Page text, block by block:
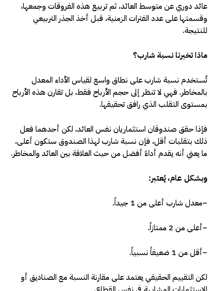
عائد دوري عن متوسط العائد، ثم تربيع هذه الفروقات وجمعها،
وقسمتها على عدد الفترات الزمنية، قبل أخذ الجذر التربيعي
للنتيجة.
ماذا تخبرنا نسبة شارب؟
تُستخدم نسبة شارب على نطاق واسع لقياس الأداء المعدل
بالمخاطر. فهي لا تنظر إلى حجم الأرباح فقط، بل تقارن هذه الأرباح
بمستوى التقلب الذي رافق تحقيقها.
فإذا حقق صندوقان استثماريان نفس العائد، لكن أحدهما فعل
ذلك بتقلبات أقل، فإن نسبة شارب لهذا الصندوق ستكون أعلى،
ما يعني أنه يقدم أداءً أفضل من حيث العلاقة بين العائد والمخاطر.
وبشكل عام، يُعتبر:
–معدل شارب أعلى من 1 جيداً.
–أعلى من 2 ممتازاً.
–أقل من 1 ضعيفاً نسبياً.
لكن التقييم الحقيقي يعتمد على مقارنة النسبة مع الصناديق أو